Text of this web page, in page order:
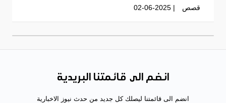
قصص | 02-06-2025
انضم الى قائمتنا البريدية
انضم الى قائمتنا ليصلك كل جديد من حدث نيوز الاخبارية